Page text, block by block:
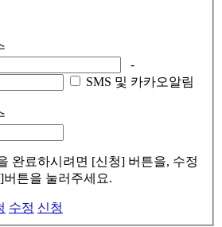
-
SMS 및 카카오알림
완료하시려면 [신청] 버튼을, 수정
튼을 눌러주세요.
수정 신청